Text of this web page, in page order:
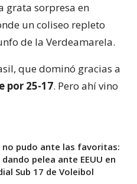
grata sorpresa en
un coliseo repleto
de la Verdeamarela.
que dominó gracias a
por 25-17. Pero ahí vino
no pudo ante las favoritas:
pelea ante EEUU en
Sub 17 de Voleibol